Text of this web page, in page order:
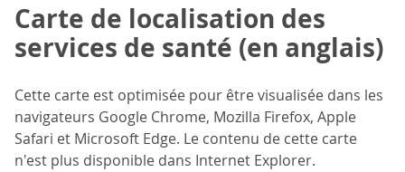
Carte de localisation des
services de santé (en anglais)
Cette carte est optimisée pour être visualisée dans les
navigateurs Google Chrome, Mozilla Firefox, Apple
Safari et Microsoft Edge. Le contenu de cette carte
n'est plus disponible dans Internet Explorer.